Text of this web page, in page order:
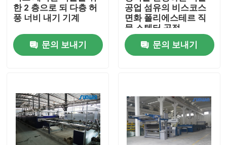
회사 소개
접촉
한 2 층으로 되 다층 허
풍 너비 내기 기계
문의 보내기
공업 섬유의 비스코스
면화 폴리에스테르 직
물 스텐터 공정
문의 보내기